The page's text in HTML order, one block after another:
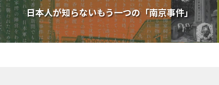
日本人が知らないもう一つの「南京事件」